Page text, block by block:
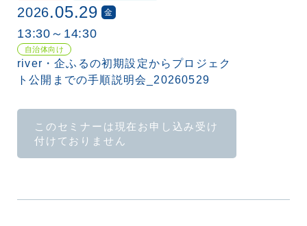
2026.05.29 金
13:30～14:30
自治体向け
river・企ふるの初期設定からプロジェク
ト公開までの手順説明会_20260529
このセミナーは現在お申し込み受け
付けておりません